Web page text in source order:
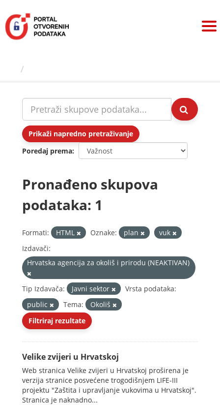
sadržaj
Prikaži napredno pretraživanje
Poredaj prema
Pronađeno skupova
podataka: 1
Formati: HTML Oznake: plan
vuk
Izdavači:
Hrvatska agencija za okoliš i prirodu (NEAKTIVAN)
Tip Izdavača: Javni sektor
Vrsta podataka:
public
Tema:
Okoliš
Filtriraj rezultate
Velike zvijeri u Hrvatskoj
Web stranica Velike zvijeri u Hrvatskoj proširena je
verzija stranice posvećene trogodišnjem LIFE-III
projektu "Zaštita i upravljanje vukovima u Hrvatskoj".
Stranica je naknadno...